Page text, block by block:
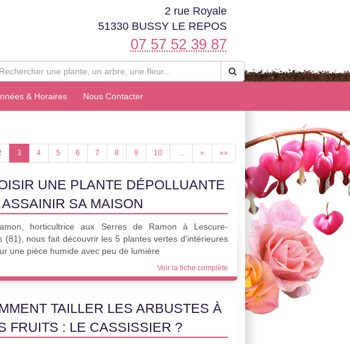
2 rue Royale
51330 BUSSY LE REPOS
07 57 52 39 87
& Horaires Nous Contacter
3 4 5 6 7 8 9 10 … » »»
UNE PLANTE DÉPOLLUANTE
SA MAISON
horticultrice aux Serres de Ramon à Lescure-
(81), nous fait découvrir les 5 plantes vertes d'intérieures
une pièce humide avec peu de lumière
Voir la fiche complète
TAILLER LES ARBUSTES À
FRUITS : LE CASSISSIER ?